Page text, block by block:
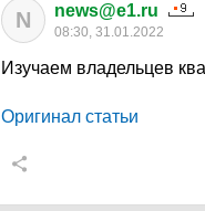
N news@e1.ru
08:30, 31.01.2022
Изучаем владельцев
Оригинал статьи